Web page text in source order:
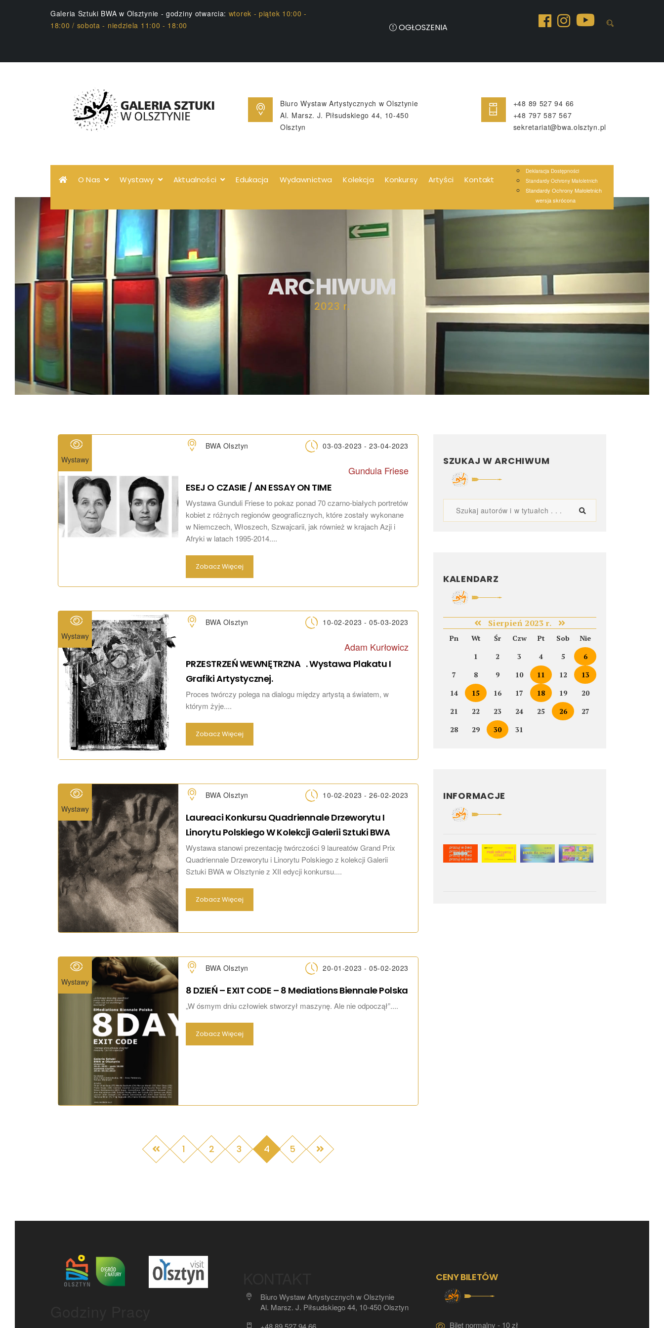
Galeria Sztuki BWA w Olsztynie - godziny otwarcia: wtorek - piątek 10:00 -
18:00 / sobota - niedziela 11:00 - 18:00
OGŁOSZENIA
Biuro Wystaw Artystycznych w Olsztynie
Al. Marsz. J. Piłsudskiego 44, 10-450
Olsztyn
+48 89 527 94 66
+48 797 587 567
sekretariat@bwa.olsztyn.pl
O Nas Wystawy Aktualności Edukacja Wydawnictwa Kolekcja Konkursy Artyści Kontakt
Deklaracja Dostępności
Standardy Ochrony Małoletnich
Standardy Ochrony Małoletnich
wersja skrócona
ARCHIWUM
2023 r.
Wystawy
BWA Olsztyn 03-03-2023 - 23-04-2023
Gundula Friese
ESEJ O CZASIE / AN ESSAY ON TIME
Wystawa Gunduli Friese to pokaz ponad 70 czarno-białych portretów
kobiet z różnych regionów geograficznych, które zostały wykonane
w Niemczech, Włoszech, Szwajcarii, jak również w krajach Azji i
Afryki w latach 1995-2014....
Zobacz Więcej
Wystawy
BWA Olsztyn 10-02-2023 - 05-03-2023
Adam Kurłowicz
PRZESTRZEŃ WEWNĘTRZNA . Wystawa Plakatu I
GrafikiArtystycznej.
Proces twórczy polega na dialogu między artystą a światem, w
którym żyje....
Zobacz Więcej
Wystawy
BWA Olsztyn 10-02-2023 - 26-02-2023
Laureaci Konkursu Quadriennale Drzeworytu I
Linorytu Polskiego W Kolekcji Galerii Sztuki BWA
Wystawa stanowi prezentację twórczości 9 laureatów Grand Prix
Quadriennale Drzeworytu i Linorytu Polskiego z kolekcji Galerii
Sztuki BWA w Olsztynie z XII edycji konkursu....
Zobacz Więcej
Wystawy
BWA Olsztyn 20-01-2023 - 05-02-2023
8 DZIEŃ – EXIT CODE – 8 Mediations BiennalePolska
„W ósmym dniu człowiek stworzył maszynę. Ale nie odpoczął”....
Zobacz Więcej
1 2 3 4 5
SZUKAJ W ARCHIWUM
KALENDARZ
Sierpień 2023 r.
Pn Wt Śr Czw Pt Sob
Nie
1
2 3 4 5
6
7
8 9 10 11 12
13
14
15 16 17 18 19
20
21
22 23 24 25 26
27
28
29 30 31
INFORMACJE
Biuro Wystaw Artystycznych w Olsztynie
Al. Marsz. J. Piłsudskiego 44, 10-450 Olsztyn
CENY BILETÓW
Bilet normalny - 10 zł